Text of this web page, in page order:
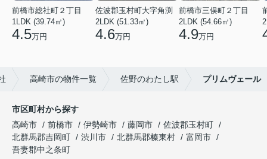
前橋市総社町２丁目
1LDK (39.74㎡)
4.5万円
佐波郡玉村町大字角渕
2LDK (51.33㎡)
4.6万円
前橋市三俣町２丁目
2LDK (54.66㎡)
4.9万円
高崎市の物件一覧 佐野のわたし駅 プリムヴェール
市区町村から探す
高崎市
前橋市 伊勢崎市 藤岡市
佐波郡玉村町
北群馬郡吉岡町
渋川市 北群馬郡榛東村
富岡市
吾妻郡中之条町